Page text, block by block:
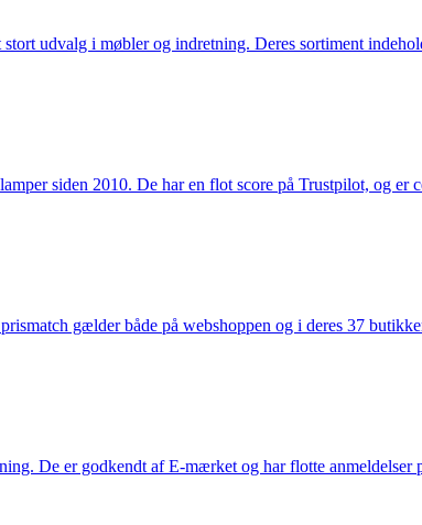
udvalg i møbler og indretning. Deres sortiment
siden 2010. De har en flot score på Trustpilot, og
gælder både på webshoppen og i deres 37
De er godkendt af E-mærket og har flotte